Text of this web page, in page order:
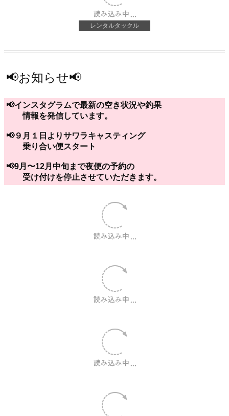
レンタルタックル
📢お知らせ📢
📢インスタグラムで最新の空き状況や釣果
情報を発信しています。
📢９月１日よりサワラキャスティング
乗り合い便スタート
📢9月〜12月中旬まで夜便の予約の
受け付けを停止させていただきます。